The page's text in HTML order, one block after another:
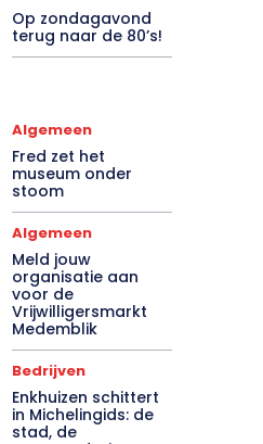
Op zondagavond
terug naar de 80’s!
Algemeen
Fred zet het
museum onder
stoom
Algemeen
Meld jouw
organisatie aan
voor de
Vrijwilligersmarkt
Medemblik
Bedrijven
Enkhuizen schittert
in Michelingids: de
stad, de